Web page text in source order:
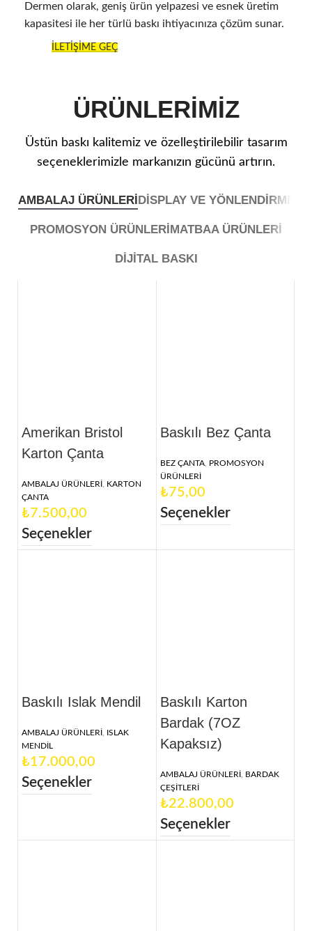
Dermen olarak, geniş ürün yelpazesi ve esnek üretim
kapasitesi ile her türlü baskı ihtiyacınıza çözüm sunar.
İLETİŞİME GEÇ
ÜRÜNLERİMİZ
Üstün baskı kalitemiz ve özelleştirilebilir tasarım
seçeneklerimizle markanızın gücünü artırın.
AMBALAJ ÜRÜNLERİ DİSPLAY VE YÖNLENDİRME
PROMOSYON ÜRÜNLERİ MATBAA ÜRÜNLERİ
DİJİTAL BASKI
Amerikan Bristol
Karton Çanta
AMBALAJ ÜRÜNLERİ KARTON
ÇANTA
₺
Seçenekler
Baskılı Bez Çanta
BEZ ÇANTA, PROMOSYON
ÜRÜNLERİ
₺
Seçenekler
Baskılı Islak Mendil
AMBALAJ ÜRÜNLERİ ISLAK
MENDİL
₺
Seçenekler
Baskılı Karton
Bardak (7OZ
Kapaksız)
AMBALAJ ÜRÜNLERİ, BARDAK
ÇEŞİTLERİ
₺
Seçenekler